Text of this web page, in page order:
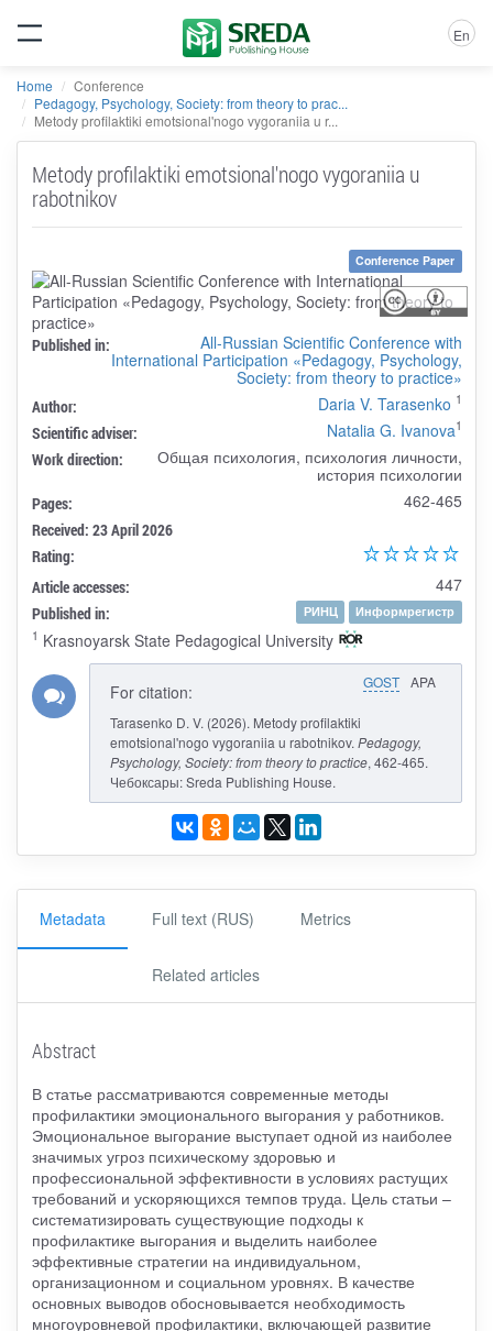
En
Home
Conference
Pedagogy, Psychology, Society: from theory to prac...
Metody profilaktiki emotsional'nogo vygoraniia u r...
Metody profilaktiki emotsional'nogo vygoraniia u
rabotnikov
Conference Paper
Published in:
All-Russian Scientific Conference with
International Participation «Pedagogy, Psychology,
Society: from theory to practice»
Author: Daria V. Tarasenko 1
Scientific adviser: Natalia G. Ivanova1
Work direction:
Общая психология, психология личности,
история психологии
Pages: 462-465
Received: 23 April 2026
Rating:
Article accesses:
447
Published in: РИНЦ
Информрегистр
1 Krasnoyarsk State Pedagogical University
GOST APA
For citation:
Tarasenko D. V. (2026). Metody profilaktiki
emotsional'nogo vygoraniia u rabotnikov. Pedagogy,
Psychology, Society: from theory to practice, 462-465.
Чебоксары: Sreda Publishing House.
Metadata Full text (RUS) Metrics
Related articles
Abstract
В статье рассматриваются современные методы
профилактики эмоционального выгорания у работников.
Эмоциональное выгорание выступает одной из наиболее
значимых угроз психическому здоровью и
профессиональной эффективности в условиях растущих
требований и ускоряющихся темпов труда. Цель статьи –
систематизировать существующие подходы к
профилактике выгорания и выделить наиболее
эффективные стратегии на индивидуальном,
организационном и социальном уровнях. В качестве
основных выводов обосновывается необходимость
многоуровневой профилактики, включающей развитие